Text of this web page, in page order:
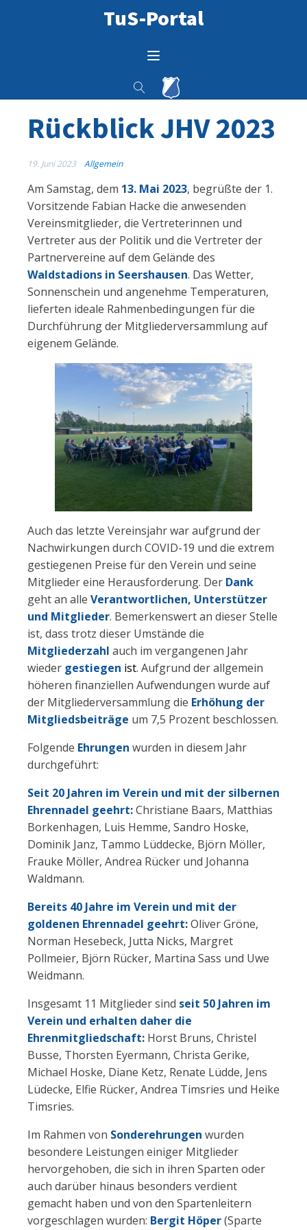
TuS-Portal
Rückblick JHV 2023
19. Juni 2023 Allgemein
Am Samstag, dem 13. Mai 2023, begrüßte der 1.
Vorsitzende Fabian Hacke die anwesenden
Vereinsmitglieder, die Vertreterinnen und
Vertreter aus der Politik und die Vertreter der
Partnervereine auf dem Gelände des
Waldstadions in Seershausen. Das Wetter,
Sonnenschein und angenehme Temperaturen,
lieferten ideale Rahmenbedingungen für die
Durchführung der Mitgliederversammlung auf
eigenem Gelände.
Auch das letzte Vereinsjahr war aufgrund der
Nachwirkungen durch COVID-19 und die extrem
gestiegenen Preise für den Verein und seine
Mitglieder eine Herausforderung. Der Dank
geht an alle Verantwortlichen, Unterstützer
und Mitglieder. Bemerkenswert an dieser Stelle
ist, dass trotz dieser Umstände die
Mitgliederzahl auch im vergangenen Jahr
wieder gestiegen ist. Aufgrund der allgemein
höheren finanziellen Aufwendungen wurde auf
der Mitgliederversammlung die Erhöhung der
Mitgliedsbeiträge um 7,5 Prozent beschlossen.
Folgende Ehrungen wurden in diesem Jahr
durchgeführt:
Seit 20 Jahren im Verein und mit der silbernen
Ehrennadel geehrt:Christiane Baars, Matthias
Borkenhagen, Luis Hemme, Sandro Hoske,
Dominik Janz, Tammo Lüddecke, Björn Möller,
Frauke Möller, Andrea Rücker und Johanna
Waldmann.
Bereits 40 Jahre im Verein und mit der
goldenen Ehrennadel geehrt:Oliver Gröne,
Norman Hesebeck, Jutta Nicks, Margret
Pollmeier, Björn Rücker, Martina Sass und Uwe
Weidmann.
Insgesamt 11 Mitglieder sind seit 50 Jahren im
Verein und erhalten daher die
Ehrenmitgliedschaft: Horst Bruns, Christel
Busse, Thorsten Eyermann, Christa Gerike,
Michael Hoske, Diane Ketz, Renate Lüdde, Jens
Lüdecke, Elfie Rücker, Andrea Timsries und Heike
Timsries.
Im Rahmen von Sonderehrungen wurden
besondere Leistungen einiger Mitglieder
hervorgehoben, die sich in ihren Sparten oder
auch darüber hinaus besonders verdient
gemacht haben und von den Spartenleitern
vorgeschlagen wurden: Bergit Höper(Sparte